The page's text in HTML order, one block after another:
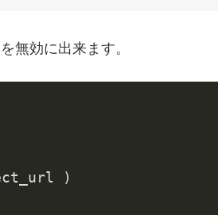
無効に出来ます。
)